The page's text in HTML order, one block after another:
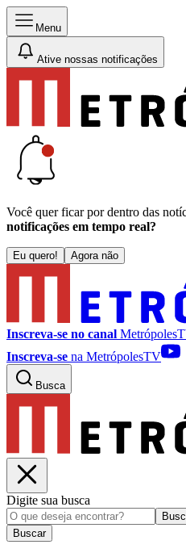
Menu
Ative nossas notificações
Você quer ficar por dentro das
notificações em tempo real?
Eu quero! Agora não
Inscreva-se no canal
Inscreva-se na MetrópolesTV
Busca
Digite sua busca
Buscar